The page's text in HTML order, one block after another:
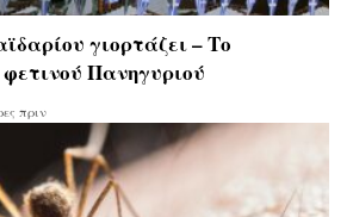
γιορτάζει – Το
Πανηγυριού
πριν